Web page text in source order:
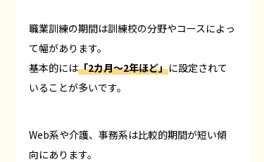
職業訓練の期間は訓練校の分野やコースによっ
て幅があります。
基本的には「2カ月〜2年ほど」に設定されて
いることが多いです。
Web系や介護、事務系は比較的期間が短い傾
向にあります。